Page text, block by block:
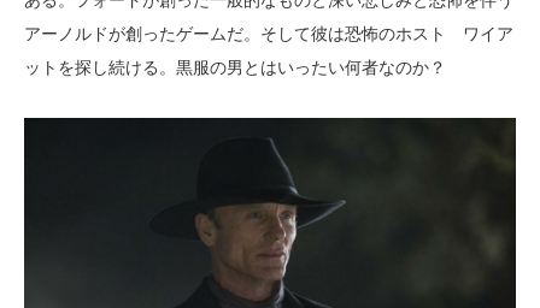
アーノルドが創ったゲームだ。そして彼は恐怖のホスト ワイア
ットを探し続ける。黒服の男とはいったい何者なのか？